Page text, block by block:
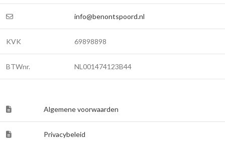
info@benontspoord.nl
KVK 69898898
BTWnr. NL001474123B44
Algemene voorwaarden
Privacybeleid